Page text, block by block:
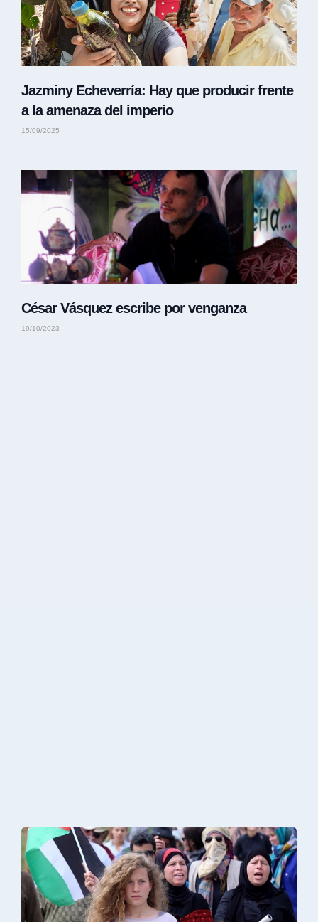
Jazminy Echeverría: Hay que producir frente
a la amenaza del imperio
15/09/2025
César Vásquez escribe por venganza
19/10/2023